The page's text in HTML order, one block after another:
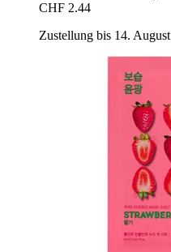
CHF 2.44
Zustellung bis 14. August